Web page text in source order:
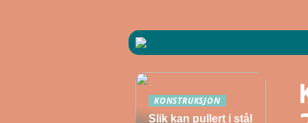
KONSTRUKSJON
Slik kan pullert i stål